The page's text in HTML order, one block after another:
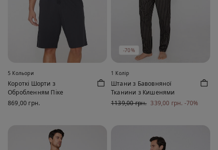
5 Кольори
Короткі Шорти з
Обробленням Піке
869,00 грн.
-70%
1 Колір
Штани з Бавовняної
Тканини з Кишенями
1139,00 грн. 339,00 грн. -70%